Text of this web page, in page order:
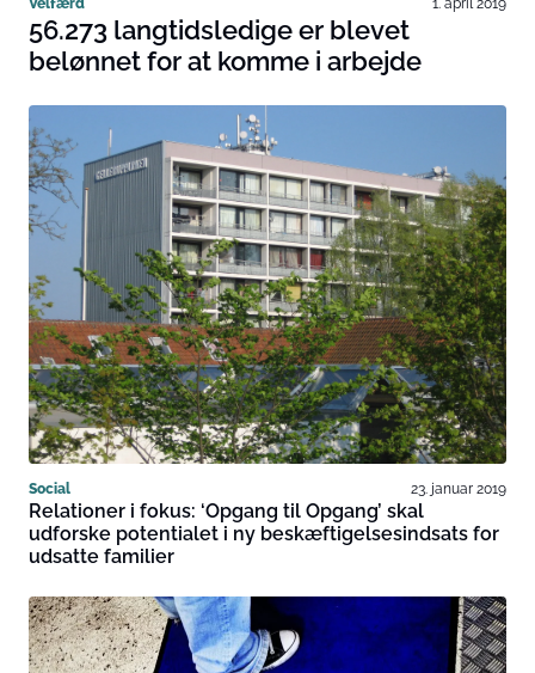
56.273 langtidsledige er blevet
belønnet for at komme i arbejde
Social 23. januar 2019
Relationer i fokus: ‘Opgang til Opgang’ skal
udforske potentialet i ny beskæftigelsesindsats for
udsatte familier